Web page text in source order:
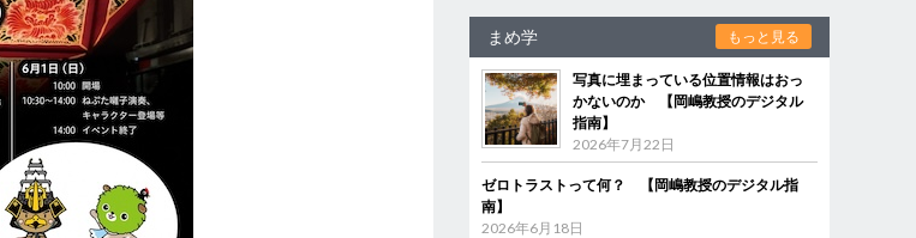
まめ学 もっと見る
写真に埋まっている位置情報はおっ
かないのか 【岡嶋教授のデジタル
指南】
2026年7月22日
ゼロトラストって何？ 【岡嶋教授のデジタル指
南】
2026年6月18日